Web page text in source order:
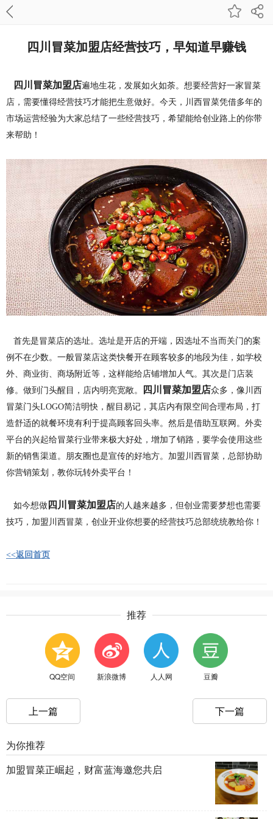
四川冒菜加盟店经营技巧，早知道早赚钱
四川冒菜加盟店遍地生花，发展如火如荼。想要经营好一家冒菜
店，需要懂得经营技巧才能把生意做好。今天，川西冒菜凭借多年的
市场运营经验为大家总结了一些经营技巧，希望能给创业路上的你带
来帮助！
首先是冒菜店的选址。选址是开店的开端，因选址不当而关门的案
例不在少数。一般冒菜店这类快餐开在顾客较多的地段为佳，如学校
外、商业街、商场附近等，这样能给店铺增加人气。 其次是门店装
修。做到门头醒目，店内明亮宽敞。
四川冒菜加盟店众多，像川西
冒菜门头LOGO简洁明快，醒目易记，其店内有限空间合理布局，打
造舒适的就餐环境有利于提高顾客回头率。 然后是借助互联网。外卖
平台的兴起给冒菜行业带来极大好处，增加了销路，要学会使用这些
新的销售渠道。朋友圈也是宣传的好地方。加盟川西冒菜，总部协助
你营销策划，教你玩转外卖平台！
如今想做 四川冒菜加盟店的人越来越多，但创业需要梦想也需要
技巧，加盟川西冒菜，创业开业你想要的经营技巧总部统统教给你！
<<返回首页
推荐
QQ空间 新浪微博 人人网 豆瓣
上一篇 下一篇
为你推荐
加盟冒菜正崛起，财富蓝海邀您共启